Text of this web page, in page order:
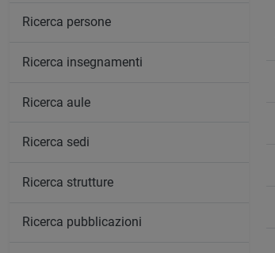
Ricerca persone
Ricerca insegnamenti
Ricerca aule
Ricerca sedi
Ricerca strutture
Ricerca pubblicazioni